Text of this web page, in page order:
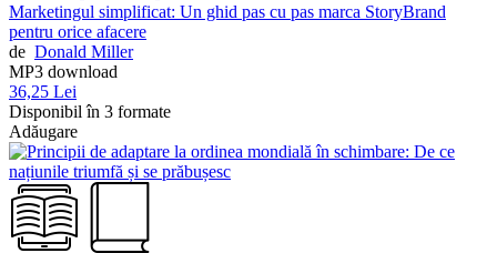
Marketingul simplificat: Un ghid pas cu pas marca StoryBrand
pentru orice afacere
de Donald Miller
MP3 download
36,25 Lei
Disponibil în 3 formate
Adăugare